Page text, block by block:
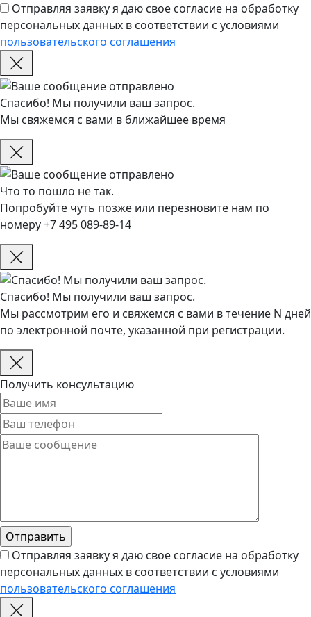
Отправляя заявку я даю свое согласие на обработку
персональных данных в соответствии с условиями
пользовательского соглашения
Спасибо! Мы получили ваш запрос.
Мы свяжемся с вами в ближайшее время
Что то пошло не так.
Попробуйте чуть позже или перезновите нам по
номеру +7 495 089-89-14
Спасибо! Мы получили ваш запрос.
Мы рассмотрим его и свяжемся с вами в течение N дней
по электронной почте, указанной при регистрации.
Получить консультацию
Отправляя заявку я даю свое согласие на обработку
персональных данных в соответствии с условиями
пользовательского соглашения